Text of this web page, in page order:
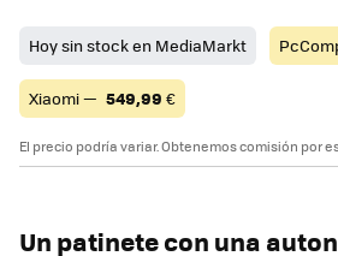
Hoy sin stock en MediaMarkt
Xiaomi — 549,99 €
El precio podría variar. Obtenemos comisión por
Un patinete con una